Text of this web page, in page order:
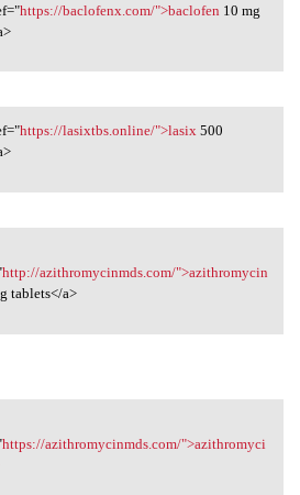
baclofenx
https://baclofenx.com/">baclofen 10 mg
lasixtbs
https://lasixtbs.online/">lasix500
http://azithromycinmds.com/">azithromycin
tablets</a>
https://azithromycinmds.com/">azithromyci